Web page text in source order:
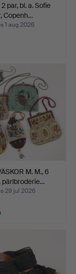
par, bl. a. Sofie
Copenh…
1 aug 2026
M. M., 6
pärlbroderie…
29 jul 2026